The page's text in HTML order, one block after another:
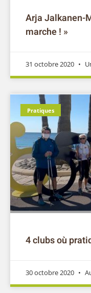
Arja Jalkanen-
marche ! »
31 octobre 2020
Pratiques
4 clubs où
30 octobre 2020